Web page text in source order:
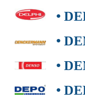
•
•
•
•